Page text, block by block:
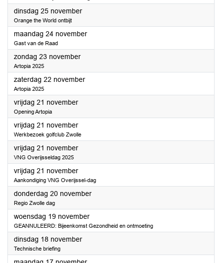
dinsdag 25 november2025
Orange the World ontbijt
maandag 24 november2025
Gast van de Raad
zondag 23 november2025
Artopia 2025
zaterdag 22 november2025
Artopia 2025
vrijdag 21 november2025
Opening Artopia
vrijdag 21 november2025
Werkbezoek golfclub Zwolle
vrijdag 21 november2025
VNG Overijsseldag 2025
vrijdag 21 november2025
Aankondiging VNG Overijssel-dag
donderdag 20 november2025
Regio Zwolle dag
woensdag 19 november2025
GEANNULEERD: Bijeenkomst Gezondheid en ontmoeting
dinsdag 18 november2025
Technische briefing